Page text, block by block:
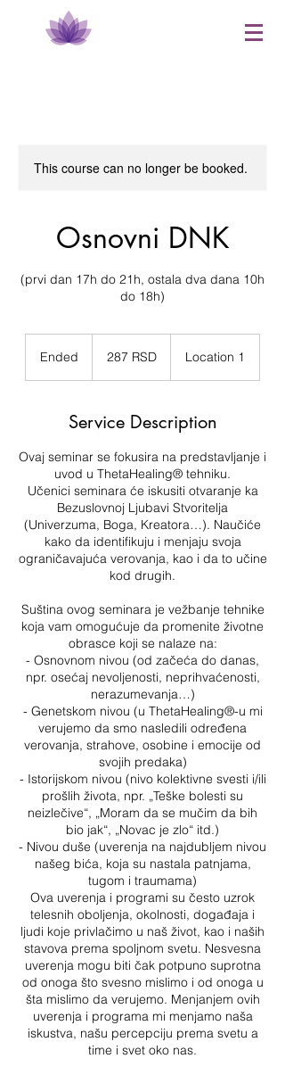
This course can no longer be booked.
​Osnovni DNK
(prvi dan 17h do 21h, ostala dva dana 10h
do 18h)
Ended
d
динара
287 RSD Location 1
Service Description
Ovaj seminar se fokusira na predstavljanje i
uvod u ThetaHealing® tehniku.
Učenici seminara će iskusiti otvaranje ka
Bezuslovnoj Ljubavi Stvoritelja
(Univerzuma, Boga, Kreatora…). Naučiće
kako da identifikuju i menjaju svoja
ograničavajuća verovanja, kao i da to učine
kod drugih.
Suština ovog seminara je vežbanje tehnike
koja vam omogućuje da promenite životne
obrasce koji se nalaze na:
- Osnovnom nivou (od začeća do danas,
npr. osećaj nevoljenosti, neprihvaćenosti,
nerazumevanja…)
- Genetskom nivou (u ThetaHealing®-u mi
verujemo da smo nasledili određena
verovanja, strahove, osobine i emocije od
svojih predaka)
- Istorijskom nivou (nivo kolektivne svesti i/ili
prošlih života, npr. „Teške bolesti su
neizlečive“, „Moram da se mučim da bih
bio jak“, „Novac je zlo“ itd.)
- Nivou duše (uverenja na najdubljem nivou
našeg bića, koja su nastala patnjama,
tugom i traumama)
Ova uverenja i programi su često uzrok
telesnih oboljenja, okolnosti, događaja i
ljudi koje privlačimo u naš život, kao i naših
stavova prema spoljnom svetu. Nesvesna
uverenja mogu biti čak potpuno suprotna
od onoga što svesno mislimo i od onoga u
šta mislimo da verujemo. Menjanjem ovih
uverenja i programa mi menjamo naša
iskustva, našu percepciju prema svetu a
time i svet oko nas.